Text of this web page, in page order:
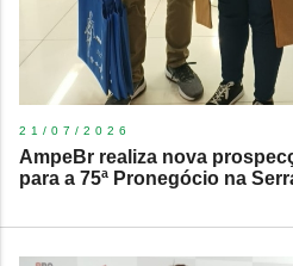
21/07/2026
AmpeBr realiza nova
para a 75ª Pronegócio na